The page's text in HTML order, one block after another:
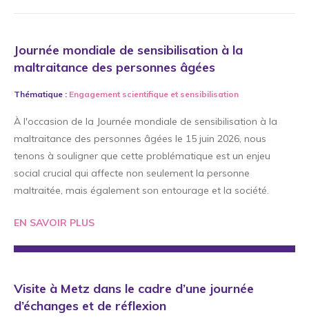
Journée mondiale de sensibilisation à la
maltraitance des personnes âgées
Thématique : Engagement scientifique et sensibilisation
À l'occasion de la Journée mondiale de sensibilisation à la
maltraitance des personnes âgées le 15 juin 2026, nous
tenons à souligner que cette problématique est un enjeu
social crucial qui affecte non seulement la personne
maltraitée, mais également son entourage et la société.
EN SAVOIR PLUS
Visite à Metz dans le cadre d’une journée
d’échanges et de réflexion